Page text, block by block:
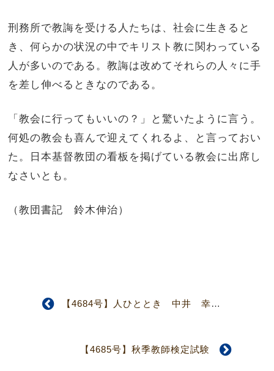
刑務所で教誨を受ける人たちは、社会に生きると
き、何らかの状況の中でキリスト教に関わっている
人が多いのである。教誨は改めてそれらの人々に手
を差し伸べるときなのである。
「教会に行ってもいいの？」と驚いたように言う。
何処の教会も喜んで迎えてくれるよ、と言っておい
た。日本基督教団の看板を掲げている教会に出席し
なさいとも。
（教団書記 鈴木伸治）
【4684号】人ひととき 中井 幸夫さん
【4685号】秋季教師検定試験